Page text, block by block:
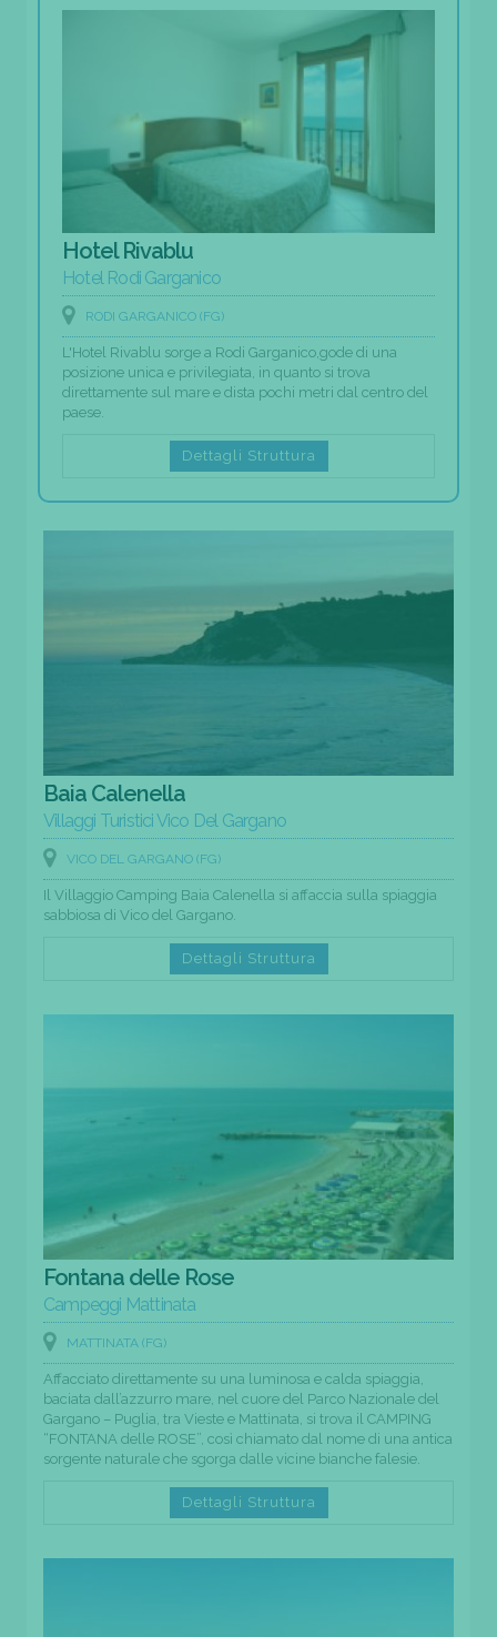
Hotel Rivablu
Hotel Rodi Garganico
RODI GARGANICO (FG)
L'Hotel Rivablu sorge a Rodi Garganico,gode di una
posizione unica e privilegiata, in quanto si trova
direttamente sul mare e dista pochi metri dal centro del
paese.
Dettagli Struttura
Baia Calenella
Villaggi Turistici Vico Del Gargano
VICO DEL GARGANO (FG)
Il Villaggio Camping Baia Calenella si affaccia sulla spiaggia
sabbiosa di Vico del Gargano.
Dettagli Struttura
Fontana delle Rose
Campeggi Mattinata
MATTINATA (FG)
Affacciato direttamente su una luminosa e calda spiaggia,
baciata dall’azzurro mare, nel cuore del Parco Nazionale del
Gargano – Puglia, tra Vieste e Mattinata, si trova il CAMPING
“FONTANA delle ROSE”, così chiamato dal nome di una antica
sorgente naturale che sgorga dalle vicine bianche falesie.
Dettagli Struttura